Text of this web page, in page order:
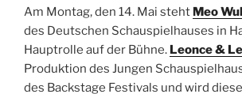
Am Montag, den 14. Mai steht Meo
des Deutschen Schauspielhauses in
Hauptrolle auf der Bühne. Leonce &
Produktion des Jungen
des Backstage Festivals und wird